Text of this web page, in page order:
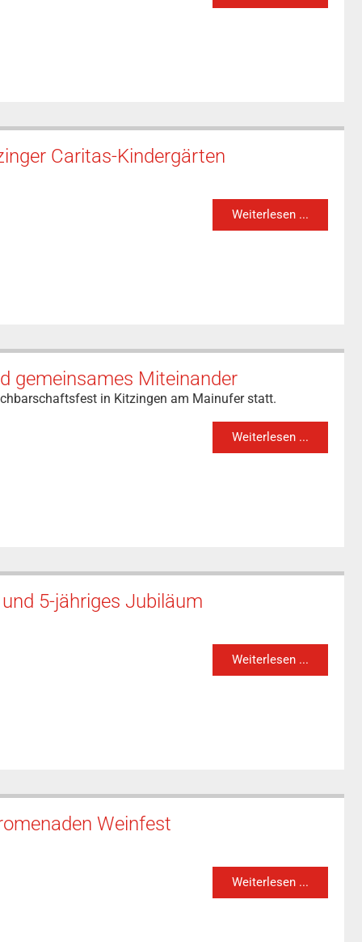
Caritas-Kindergärten
Weiterlesen ...
gemeinsames Miteinander
in Kitzingen am Mainufer statt.
Weiterlesen ...
5-jähriges Jubiläum
Weiterlesen ...
Weinfest
Weiterlesen ...